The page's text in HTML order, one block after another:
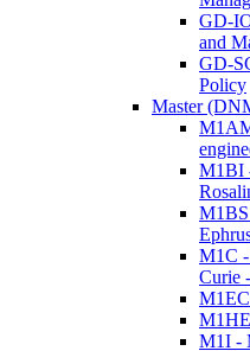
GD-
and
GD-
Policy
Master
M1BI
M1C
Curie
M1I -